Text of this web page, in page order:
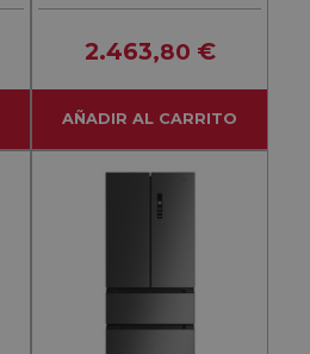
Frost
2.463,80 €
AÑADIR AL CARRITO